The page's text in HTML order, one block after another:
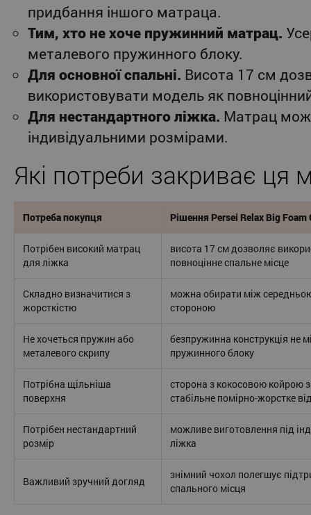
придбання іншого матраца.
Тим, хто не хоче пружинний матрац.
металевого пружинного блоку.
Для основної спальні. Висота 17 см
використовувати модель як
Для нестандартного ліжка. Матрац
індивідуальними розмірами.
Які потреби закриває ця
Потреба покупця Рішення Persei Relax Big Foam
Потрібен високий матрац
для ліжка
висота 17 см дозволяє
повноцінне спальне місце
Складно визначитися з
жорсткістю
можна обирати між
стороною
Не хочеться пружин або
металевого скрипу
безпружинна конструкція не
пружинного блоку
Потрібна щільніша
поверхня
сторона з кокосовою койрою
стабільне помірно-жорстке
Потрібен нестандартний
розмір
можливе виготовлення під
ліжка
Важливий зручний догляд
знімний чохол полегшує
спального місця